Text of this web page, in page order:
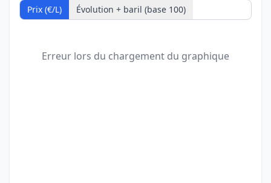
Prix (€/L) Évolution + baril (base 100)
Erreur lors du chargement du graphique